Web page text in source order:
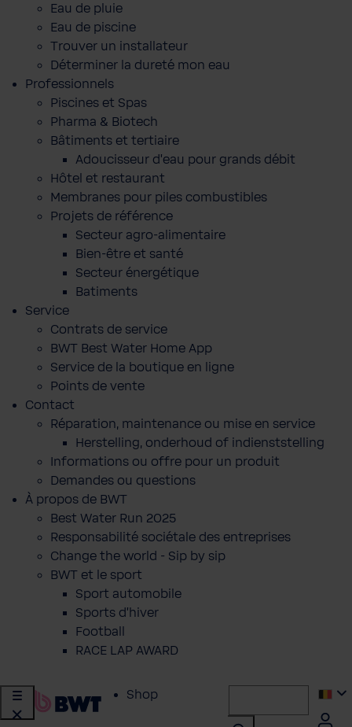
Eau de pluie
Eau de piscine
Trouver un installateur
Déterminer la dureté mon eau
Professionnels
Piscines et Spas
Pharma & Biotech
Bâtiments et tertiaire
Adoucisseur d'eau pour grands débit
Hôtel et restaurant
Membranes pour piles combustibles
Projets de référence
Secteur agro-alimentaire
Bien-être et santé
Secteur énergétique
Batiments
Service
Contrats de service
BWT Best Water Home App
Service de la boutique en ligne
Points de vente
Contact
Réparation, maintenance ou mise en service
Herstelling, onderhoud of indienststelling
Informations ou offre pour un produit
Demandes ou questions
À propos de BWT
Best Water Run 2025
Responsabilité sociétale des entreprises
Change the world - Sip by sip
BWT et le sport
Sport automobile
Sports d'hiver
Football
RACE LAP AWARD
Shop